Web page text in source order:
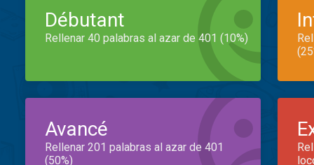
Débutant
Rellenar 40 palabras al azar de 401 (10%)
Avancé
Rellenar 201 palabras al azar de 401
(50%)